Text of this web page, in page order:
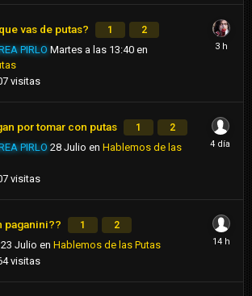
vas de putas? 1 2
PIRLO Martes a las 13:40 en
visitas
por tomar con putas 1 2
PIRLO 28 Julio en Hablemos de las
visitas
paganini?? 1 2
23 Julio en Hablemos de las Putas
visitas